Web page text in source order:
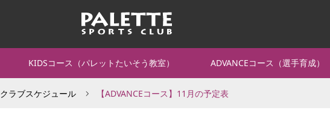
KIDSコース（パレットたいそう教室） ADVANCEコース（選手育成）
クラブスケジュール 【ADVANCEコース】11月の予定表